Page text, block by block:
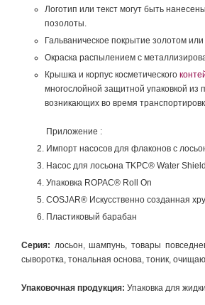
Логотип или текст могут быть
позолоты.
Гальваническое покрытие золотом
Окраска распылением с
Крышка и корпус косметического
многослойной защитной упаковкой
возникающих во время
Приложение :
Импорт насосов для флаконов с
Насос для лосьона TKPC® Water Shield
Упаковка ROPAC® Roll On
COSJAR® Искусственно созданная
Пластиковый барабан
Серия: лосьон, шампунь, товары
сыворотка, тональная основа, тоник,
Упаковочная продукция: Упаковка для